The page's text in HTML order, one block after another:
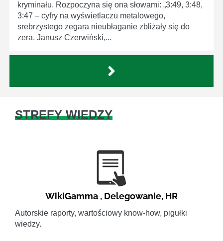
kryminału. Rozpoczyna się ona słowami: „3:49, 3:48,
3:47 – cyfry na wyświetlaczu metalowego,
srebrzystego zegara nieubłaganie zbliżały się do
zera. Janusz Czerwiński,...
STREFY WIEDZY
WikiGamma , Delegowanie, HR
Autorskie raporty, wartościowy know-how, pigułki
wiedzy.